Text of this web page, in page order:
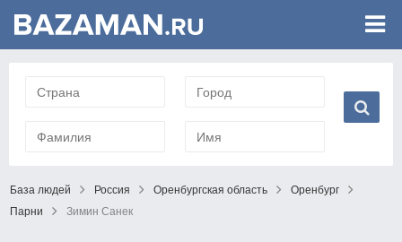
База людей Россия Оренбургская область
Оренбург
Парни
Зимин Санек